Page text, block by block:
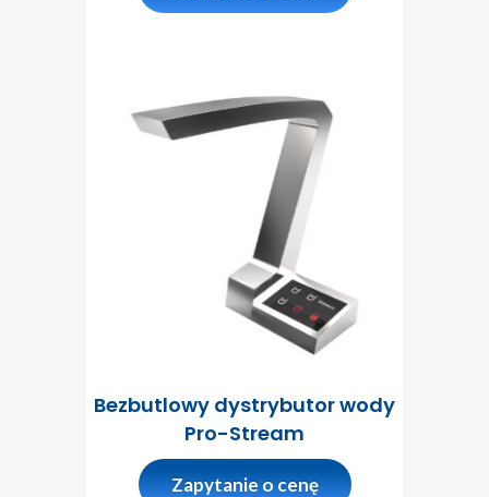
Bezbutlowy dystrybutor wody
Pro-Stream
Zapytanie o cenę